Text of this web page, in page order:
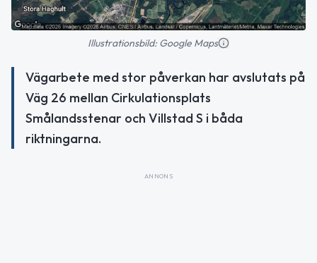
Illustrationsbild: Google Maps
Vägarbete med stor påverkan har avslutats på
Väg 26 mellan Cirkulationsplats
Smålandsstenar och Villstad S i båda
riktningarna.
ANNONS